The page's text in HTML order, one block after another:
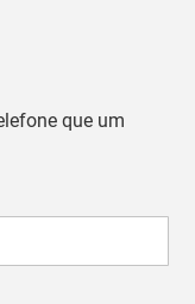
que um